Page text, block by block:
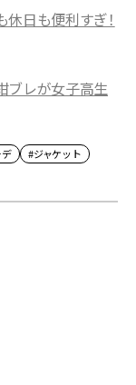
休日も便利すぎ！
ブレが女子高生
#ジャケット